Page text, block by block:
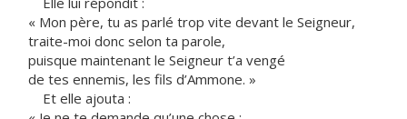
« Mon père, tu as parlé trop vite devant le Seigneur,
traite-moi donc selon ta parole,
puisque maintenant le Seigneur t’a vengé
de tes ennemis, les fils d’Ammone. »
Et elle ajouta :